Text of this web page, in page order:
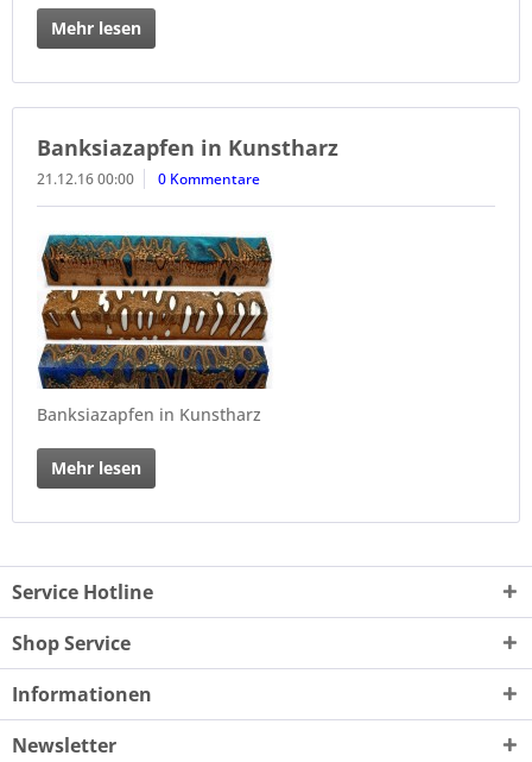
Mehr lesen
Banksiazapfen in Kunstharz
21.12.16 00:00 0 Kommentare
Banksiazapfen in Kunstharz
Mehr lesen
Service Hotline
Shop Service
Informationen
Newsletter